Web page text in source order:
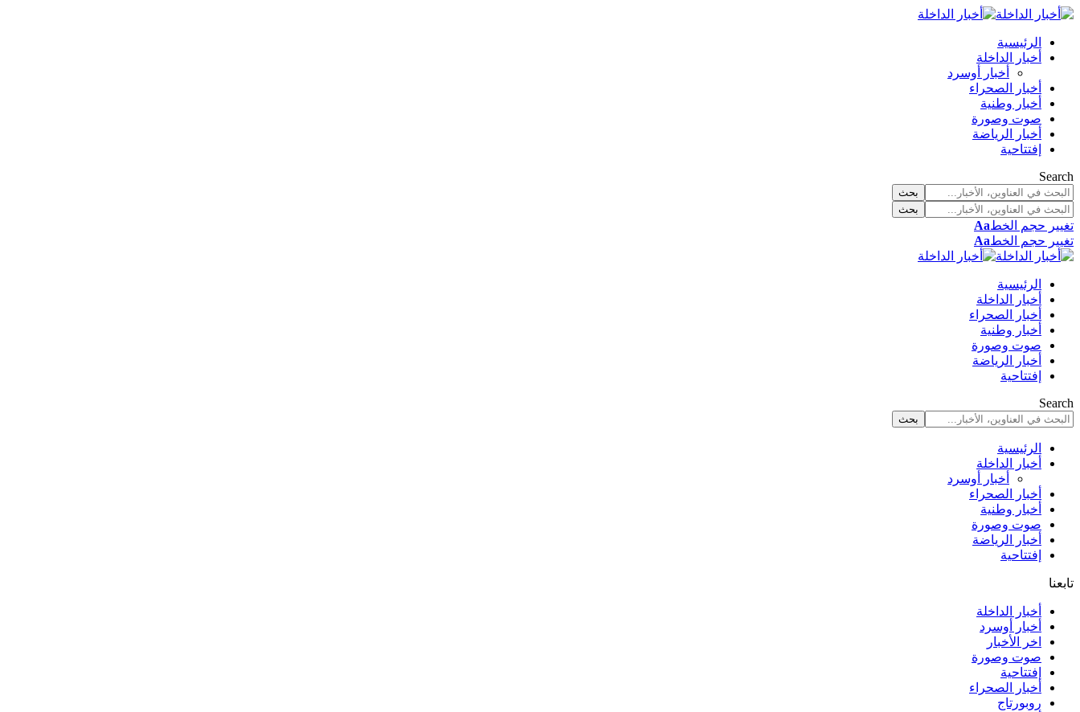
الرئيسية
أخبار الداخلة
أخبار أوسرد
أخبار الصحراء
أخبار وطنية
صوت وصورة
أخبار الرياضة
إفتتاحية
Search
تغيير حجم الخطAa
تغيير حجم الخطAa
الرئيسية
أخبار الداخلة
أخبار الصحراء
أخبار وطنية
صوت وصورة
أخبار الرياضة
إفتتاحية
Search
الرئيسية
أخبار الداخلة
أخبار أوسرد
أخبار الصحراء
أخبار وطنية
صوت وصورة
أخبار الرياضة
إفتتاحية
تابعنا
أخبار الداخلة
أخبار أوسرد
اخر الأخبار
صوت وصورة
إفتتاحية
أخبار الصحراء
روبورتاج